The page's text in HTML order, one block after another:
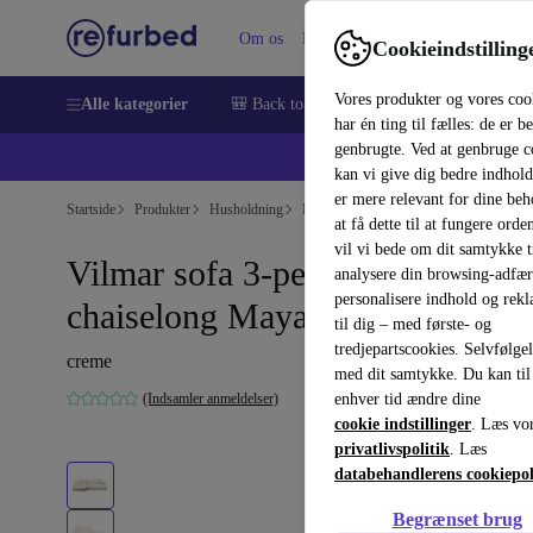
Vores produkter og vores
har én ting til fælles: de er
genbrugte. Ved at genbruge
kan vi give dig bedre
er mere relevant for dine
at få dette til at fungere
vil vi bede om dit samtykke
analysere din browsing-
personalisere indhold og
til dig – med første- og
tredjepartscookies.
med dit samtykke. Du kan til
enhver tid ændre dine
cookie indstillinger. Læs
privatlivspolitik. Læs
databehandlerens
Begrænset brug
Om os Hjælp
Alle kategorier 🎒 Back to school Smartphones
💻
Startside Produkter Husholdning Møbler
Vilmar sofa 3-personers venstre
chaiselong Maya Cream
creme
(Indsamler anmeldelser)